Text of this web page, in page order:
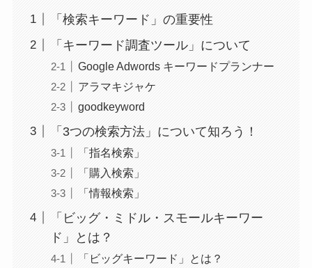
「検索キーワード」の重要性
「キーワード調査ツール」について
Google Adwords キーワードプランナー
アラマキジャケ
goodkeyword
「3つの検索方法」について知ろう！
「指名検索」
「購入検索」
「情報検索」
「ビッグ・ミドル・スモールキーワー
ド」とは？
「ビッグキーワード」とは？